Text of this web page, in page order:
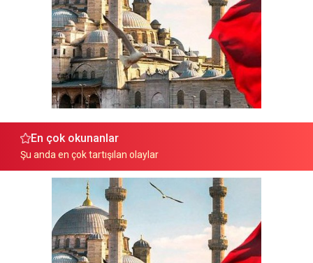
En çok okunanlar
Şu anda en çok tartışılan olaylar